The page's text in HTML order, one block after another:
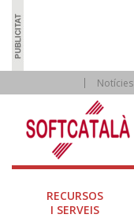
Notícies
RECURSOS
I SERVEIS